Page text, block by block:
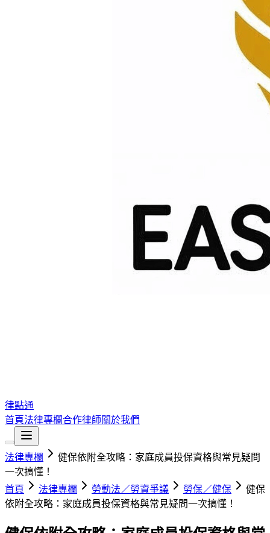
律點通
首頁法律專欄合作律師關於我們
法律專欄
健保依附全攻略：家庭成員投保資格與常見疑問
一次搞懂！
首頁
法律專欄 勞動法／勞資爭議 勞保／健保
健保
依附全攻略：家庭成員投保資格與常見疑問一次搞懂！